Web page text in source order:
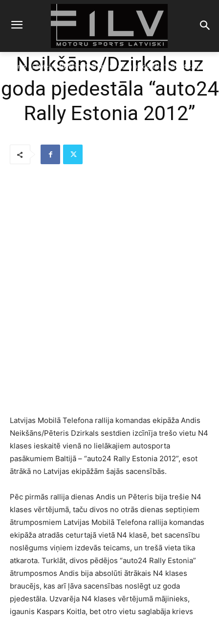
Sākums Latvieši
Neikšāns/Dzirkals uz goda pjedestāla "auto24 Rally
Neikšāns/Dzirkals uz
goda pjedestāla “auto24
Rally Estonia 2012”
Latvijas Mobilā Telefona rallija komandas ekipāža Andis
Neikšāns/Pēteris Dzirkals sestdien izcīnīja trešo vietu N4
klases ieskaitē vienā no lielākajiem autosporta
pasākumiem Baltijā – “auto24 Rally Estonia 2012”, esot
ātrākā no Latvijas ekipāžām šajās sacensībās.
Pēc pirmās rallija dienas Andis un Pēteris bija trešie N4
klases vērtējumā, taču divos no otrās dienas septiņiem
ātrumposmiem Latvijas Mobilā Telefona rallija komandas
ekipāža atradās ceturtajā vietā N4 klasē, bet sacensību
noslēgums viņiem izdevās teicams, un trešā vieta tika
atkarota. Turklāt, divos pēdējos “auto24 Rally Estonia”
ātrumposmos Andis bija absolūti ātrākais N4 klases
braucējs, kas arī ļāva sacensības noslēgt uz goda
pjedestāla. Uzvarēja N4 klases vērtējumā mājinieks,
igaunis Kaspars Koitla, bet otro vietu saglabāja krievs